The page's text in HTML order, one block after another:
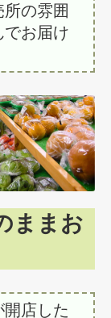
の雰囲
お届け
ままお
店した